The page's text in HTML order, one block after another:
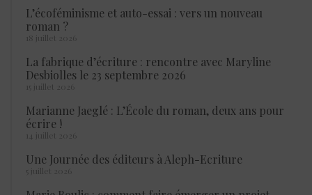
L’écoféminisme et auto-essai : vers un nouveau
roman ?
18 juillet 2026
La fabrique d’écriture : rencontre avec Maryline
Desbiolles le 23 septembre 2026
15 juillet 2026
Marianne Jaeglé : L’École du roman, deux ans pour
écrire !
14 juillet 2026
Une Journée des éditeurs à Aleph-Ecriture
5 juillet 2026